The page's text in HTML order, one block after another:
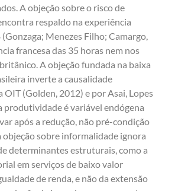
A objeção sobre o risco de
respaldo na experiência
Menezes Filho; Camargo,
francesa das 35 horas nem nos
A objeção fundada na baixa
inverte a causalidade
OIT (Golden, 2012) e por Asai, Lopes
produtividade é variável endógena
após a redução, não pré-condição
objeção sobre informalidade ignora
determinantes estruturais, como a
em serviços de baixo valor
de renda, e não da extensão